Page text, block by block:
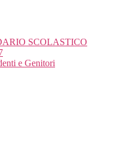
SCOLASTICO
e Genitori